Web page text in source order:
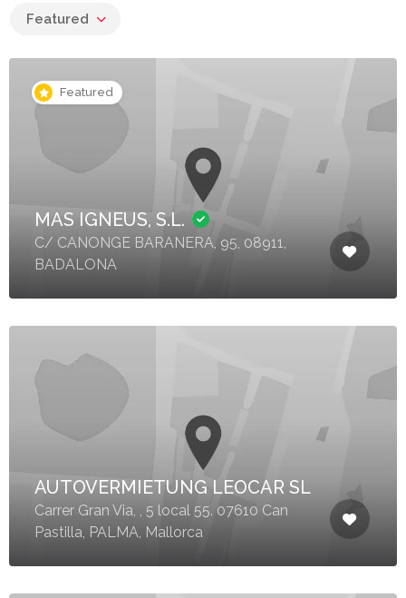
Featured
Featured
MAS IGNEUS, S.L.
C/ CANONGE BARANERA, 95, 08911,
BADALONA
AUTOVERMIETUNG LEOCAR SL
Carrer Gran Via, , 5 local 55. 07610 Can
Pastilla, PALMA, Mallorca